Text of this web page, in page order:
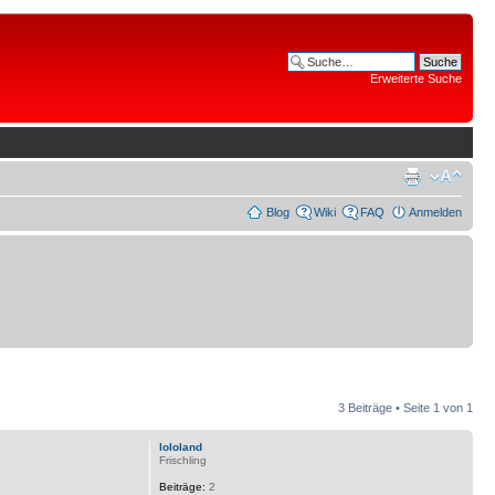
Erweiterte Suche
Blog Wiki FAQ Anmelden
3 Beiträge • Seite 1 von 1
lololand
Frischling
Beiträge: 2